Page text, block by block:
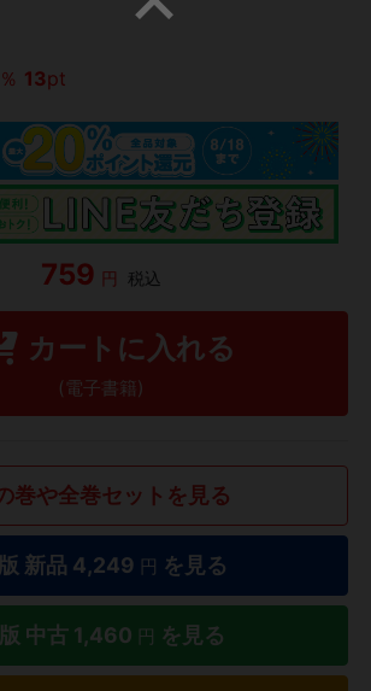
％ 13pt
759 円 税込
カートに入れる
(電子書籍)
巻や全巻セットを見る
新品 4,249 円 を見る
中古 1,460 円 を見る